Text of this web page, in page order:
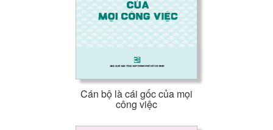
Cán bộ là cái gốc của mọi
công việc